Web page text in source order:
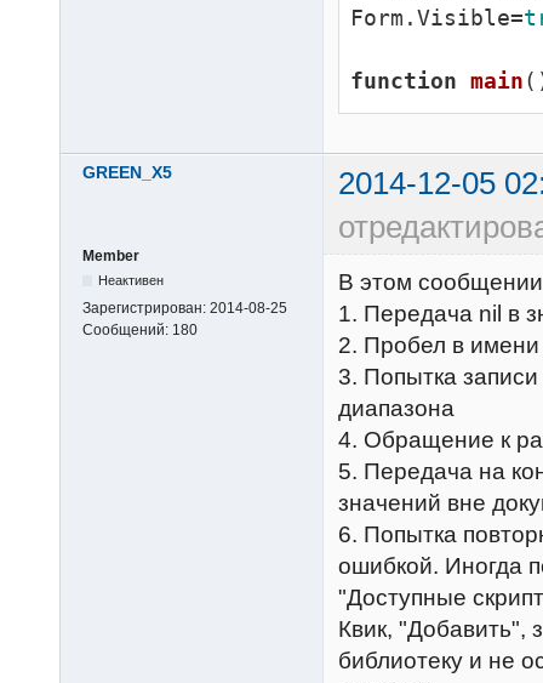
Form.Visible=
function main
GREEN_X5
2014-12-05
Member
Неактивен
Зарегистрирован: 2014-08-25
Сообщений: 180
В этом сообщении
1. Передача nil в
2. Пробел в
3. Попытка
диапазона
4. Обращение к
5. Передача на
значений вне
6. Попытка
ошибкой. Иногда
"Доступные
Квик, "Добавить",
библиотеку и не